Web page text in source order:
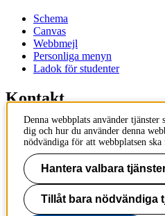
Schema
Canvas
Webbmejl
Personliga menyn
Ladok för studenter
Kontakt
Kontakta utbildningsprogram
Kontakta kurs
IT-support
KTH Entré
KTH
Denna webbplats använder
dig och hur du använder denna
nödvändiga för att webbplatsen
Hantera valbara
Tillåt bara nödvändiga